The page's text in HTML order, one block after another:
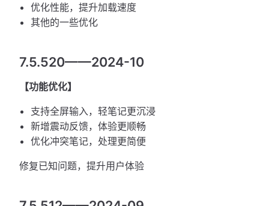
优化性能，提升加载速度
其他的一些优化
7.5.520——2024-10
【功能优化】
支持全屏输入，轻笔记更沉浸
新增震动反馈，体验更顺畅
优化冲突笔记，处理更简便
修复已知问题，提升用户体验